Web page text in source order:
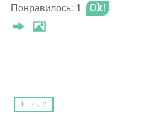
в своей руке зажав мабилу
сижу лицо серьезное
все чувства выразив красиво
о том что очень одинокий
беда
Понравилось: 1
Ok!
1 - 2 ... 2